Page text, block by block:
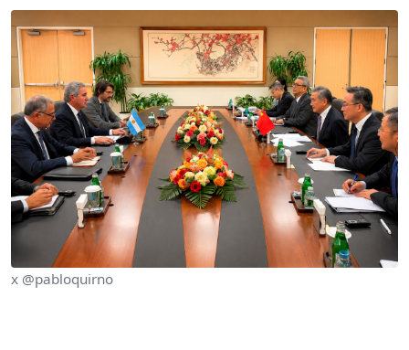
x @pabloquirno